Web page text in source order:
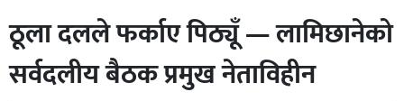
ठूला दलले फर्काए पिठ्यूँ — लामिछानेको
सर्वदलीय बैठक प्रमुख नेताविहीन